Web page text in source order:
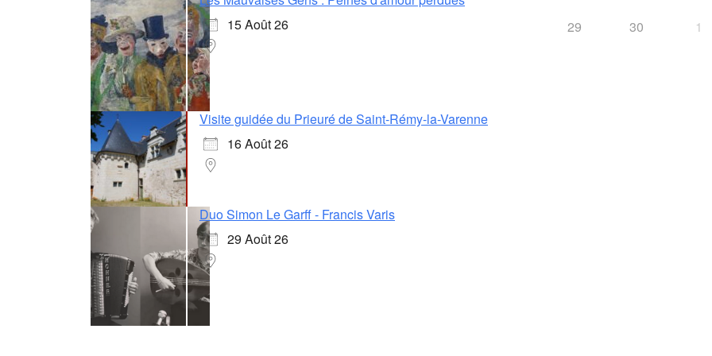
15 Août 26
Visite guidée du Prieuré de Saint-Rémy-la-Varenne
16 Août 26
Duo Simon Le Garff - Francis Varis
29 Août 26
29 30 1